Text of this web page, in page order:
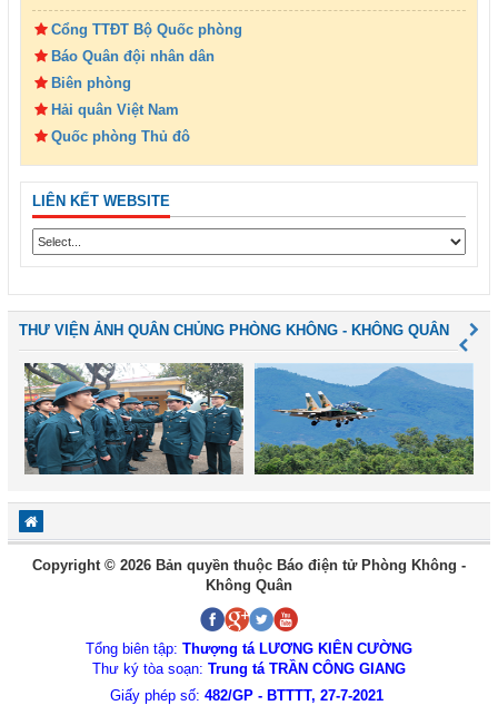
Cổng TTĐT Bộ Quốc phòng
Báo Quân đội nhân dân
Biên phòng
Hải quân Việt Nam
Quốc phòng Thủ đô
LIÊN KẾT WEBSITE
THƯ VIỆN ẢNH QUÂN CHỦNG PHÒNG KHÔNG - KHÔNG QUÂN
Copyright © 2026 Bản quyền thuộc Báo điện tử Phòng Không -
Không Quân
Tổng biên tập: Thượng tá LƯƠNG KIÊN CƯỜNG
Thư ký tòa soạn: Trung tá TRẦN CÔNG GIANG
Giấy phép số: 482/GP - BTTTT, 27-7-2021